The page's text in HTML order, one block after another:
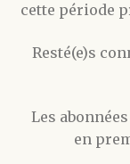
cette période
Resté(e)s
Les
en